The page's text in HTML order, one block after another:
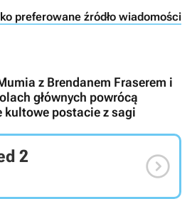
preferowane źródło wiadomości
z Brendanem Fraserem i
głównych powrócą
kultowe postacie z sagi
2 